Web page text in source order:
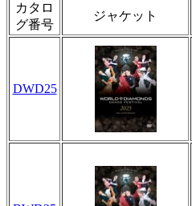
カタロ
グ番号
ジャケット
DWD25